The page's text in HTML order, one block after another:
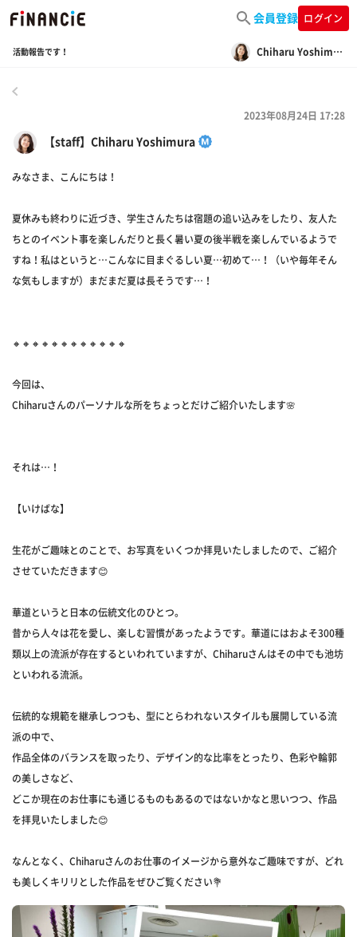
会員登録 ログイン
活動報告です！ Chiharu Yoshimura
【staff】Chiharu Yoshimura
2023年08月24日 17:28
みなさま、こんにちは！
夏休みも終わりに近づき、学生さんたちは宿題の追い込みをしたり、友人た
ちとのイベント事を楽しんだりと長く暑い夏の後半戦を楽しんでいるようで
すね！私はというと…こんなに目まぐるしい夏…初めて…！（いや毎年そん
な気もしますが）まだまだ夏は長そうです…！
🔸🔸🔸🔸🔸🔸🔸🔸🔸🔸🔸🔸
今回は、
Chiharuさんのパーソナルな所をちょっとだけご紹介いたします🌸
それは…！
【いけばな】
生花がご趣味とのことで、お写真をいくつか拝見いたしましたので、ご紹介
させていただきます😊
華道というと日本の伝統文化のひとつ。
昔から人々は花を愛し、楽しむ習慣があったようです。華道にはおよそ300種
類以上の流派が存在するといわれていますが、Chiharuさんはその中でも池坊
といわれる流派。
伝統的な規範を継承しつつも、型にとらわれないスタイルも展開している流
派の中で、
作品全体のバランスを取ったり、デザイン的な比率をとったり、色彩や輪郭
の美しさなど、
どこか現在のお仕事にも通じるものもあるのではないかなと思いつつ、作品
を拝見いたしました😊
なんとなく、Chiharuさんのお仕事のイメージから意外なご趣味ですが、どれ
も美しくキリリとした作品をぜひご覧ください💐